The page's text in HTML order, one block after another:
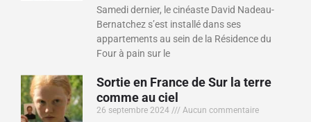
Samedi dernier, le cinéaste David Nadeau-
Bernatchez s’est installé dans ses
appartements au sein de la Résidence du
Four à pain sur le
Sortie en France de Sur la terre
comme au ciel
26 septembre 2024 Aucun commentaire